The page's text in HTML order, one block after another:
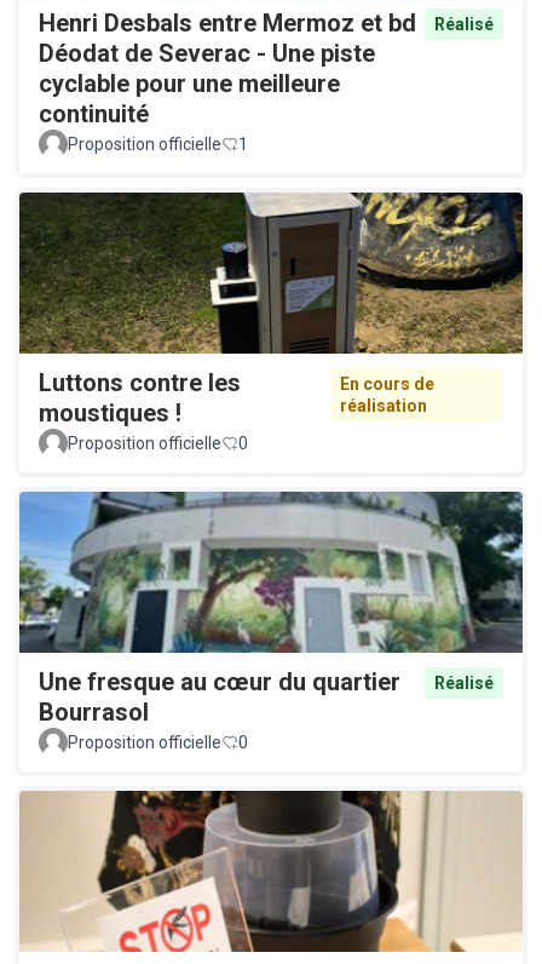
Henri Desbals entre Mermoz et bd
Déodat de Severac - Une piste
cyclable pour une meilleure
continuité
Réalisé
Proposition officielle 1
Luttons contre les
moustiques !
En cours de
réalisation
Proposition officielle
0
Une fresque au cœur du quartier
Bourrasol
Réalisé
Proposition officielle 0